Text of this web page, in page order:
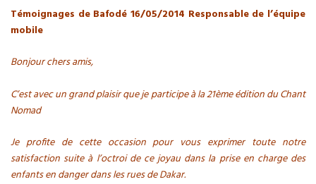
Témoignages de Bafodé 16/05/2014 Responsable de l’équipe
mobile
Bonjour chers amis,
C’est avec un grand plaisir que je participe à la 21ème édition du Chant
Nomad
Je profite de cette occasion pour vous exprimer toute notre
satisfaction suite à l’octroi de ce joyau dans la prise en charge des
enfants en danger dans les rues de Dakar.